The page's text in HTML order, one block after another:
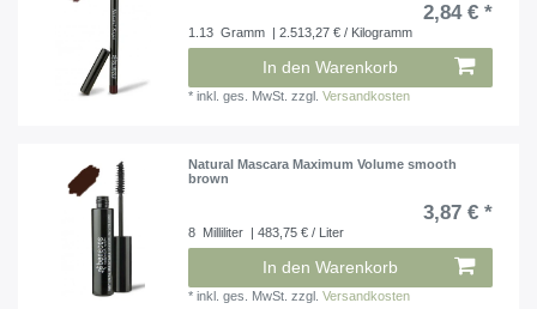
2,84 € *
1.13 Gramm | 2.513,27 € / Kilogramm
In den Warenkorb
*inkl. ges. MwSt. zzgl.Versandkosten
Natural Mascara Maximum Volume smooth
brown
3,87 € *
8 Milliliter | 483,75 € / Liter
In den Warenkorb
*inkl. ges. MwSt. zzgl.Versandkosten